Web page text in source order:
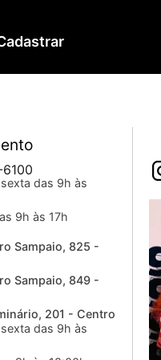
das 9h às
9h às 17h
Sampaio, 825 -
Sampaio, 849 -
201 - Centro
das 9h às